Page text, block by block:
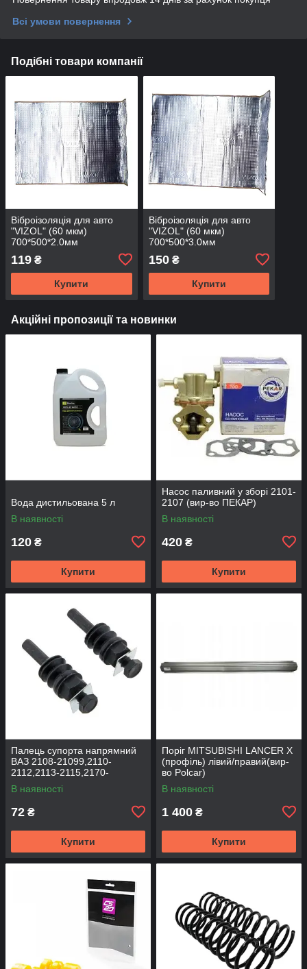
Всі умови повернення
Подібні товари компанії
Віброізоляція для авто
"VIZOL" (60 мкм)
700*500*2.0мм
обесшумка,
шумовіброізоляція
автомобіля) самоклеюча
119 ₴
Купити
Віброізоляція для авто
"VIZOL" (60 мкм)
700*500*3.0мм
обесшумка,
шумовіброізоляція
автомобіля) самоклеюча
150₴
Купити
Акційні пропозиції та новинки
Вода дистильована 5 л
В наявності
120 ₴
Купити
Насос паливний у зборі 2101-
2107 (вир-во ПЕКАР)
В наявності
420 ₴
Купити
Палець супорта напрямний
ВАЗ 2108-21099,2110-
2112,2113-2115,2170-
2172,2190, 1117-1119 (к-т
2шт) (вир-во BEG-LINE)
В наявності
72 ₴
Купити
Поріг MITSUBISHI LANCER Х
(профіль) лівий/правий(вир-
во Polcar)
В наявності
1 400 ₴
Купити